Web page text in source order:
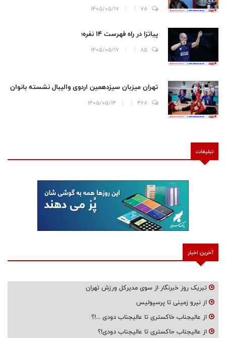
78
1405/05/17
پیاتزا در راه فهرست ۱۴ نفره؛
85
1405/05/17
تهران میزبان سیزدهمین اردوی والیبال نشسته بانوان
468
1405/05/14
تبلیغات
آخرین اخبار
تبریک روز خبرنگار از سوی مدیرکل ورزش تهران
از نیرو زمینی تا پرسپولیس
از عالیجناب خاکستری تا عالیجناب دودی ...!؟
از عالیجناب حاکستری تا عالیجناب دودی!؟